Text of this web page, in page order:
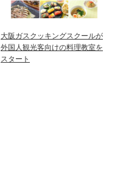
大阪ガスクッキングスクールが
外国人観光客向けの料理教室を
スタート